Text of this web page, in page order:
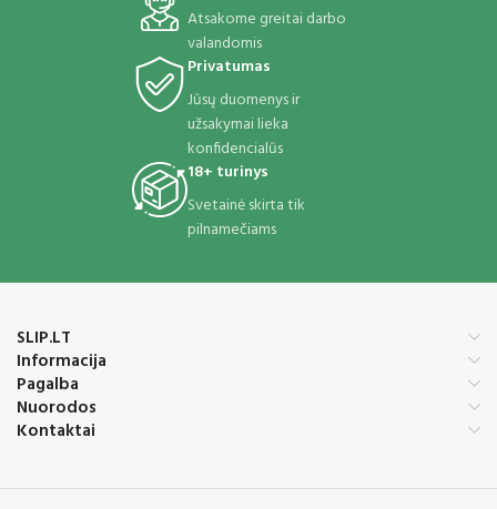
Atsakome greitai darbo
valandomis
Privatumas
Jūsų duomenys ir
užsakymai lieka
konfidencialūs
18+ turinys
Svetainė skirta tik
pilnamečiams
SLIP.LT
Informacija
Pagalba
Nuorodos
Kontaktai